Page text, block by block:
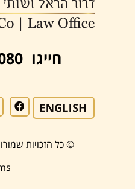
חייגו 08-6384080
© כל הזכויות